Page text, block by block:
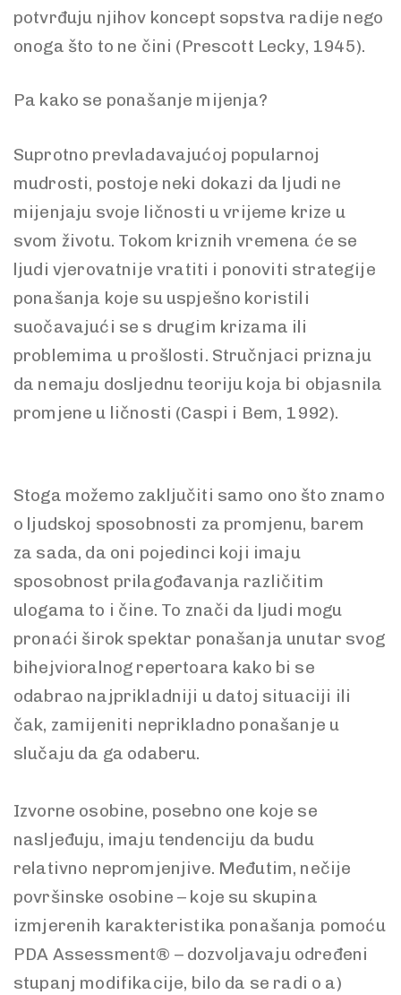
potvrđuju njihov koncept sopstva radije nego
onoga što to ne čini (Prescott Lecky, 1945).
Pa kako se ponašanje mijenja?
Suprotno prevladavajućoj popularnoj
mudrosti, postoje neki dokazi da ljudi ne
mijenjaju svoje ličnosti u vrijeme krize u
svom životu. Tokom kriznih vremena će se
ljudi vjerovatnije vratiti i ponoviti strategije
ponašanja koje su uspješno koristili
suočavajući se s drugim krizama ili
problemima u prošlosti. Stručnjaci priznaju
da nemaju dosljednu teoriju koja bi objasnila
promjene u ličnosti (Caspi i Bem, 1992).
Stoga možemo zaključiti samo ono što znamo
o ljudskoj sposobnosti za promjenu, barem
za sada, da oni pojedinci koji imaju
sposobnost prilagođavanja različitim
ulogama to i čine. To znači da ljudi mogu
pronaći širok spektar ponašanja unutar svog
bihejvioralnog repertoara kako bi se
odabrao najprikladniji u datoj situaciji ili
čak, zamijeniti neprikladno ponašanje u
slučaju da ga odaberu.
Izvorne osobine, posebno one koje se
nasljeđuju, imaju tendenciju da budu
relativno nepromjenjive. Međutim, nečije
površinske osobine – koje su skupina
izmjerenih karakteristika ponašanja pomoću
PDA Assessment® – dozvoljavaju određeni
stupanj modifikacije, bilo da se radi o a)